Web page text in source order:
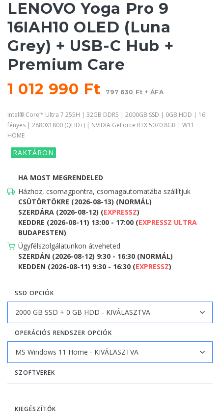
LENOVO Yoga Pro 9
16IAH10 OLED (Luna
Grey) + USB-C Hub +
Premium Care
1 012 990 Ft
797 630 Ft + ÁFA
Intel® Core™ Ultra 7 255H | 32GB DDR5 | 2000GB SSD | 0GB HDD | 16"
fényes | 2880X1800 (QHD+) | NVIDIA GeForce RTX 5070 8GB | W11
HOME
RAKTÁRON
HA MOST MEGRENDELED
Házhoz, csomagpontra, csomagautomatába szállítjuk
CSÜTÖRTÖKRE (2026-08-13) (NORMÁL)
SZERDÁRA (2026-08-12) (EXPRESSZ)
KEDDRE (2026-08-11) 13:00 - 17:00 (EXPRESSZ ULTRA
BUDAPESTEN)
Ügyfélszolgálatunkon átveheted
SZERDÁN (2026-08-12) 9:30 - 16:30 (NORMÁL)
KEDDEN (2026-08-11) 9:30 - 16:30 (EXPRESSZ)
SSD OPCIÓK
OPERÁCIÓS RENDSZER OPCIÓK
SZOFTVEREK
KIEGÉSZÍTŐK